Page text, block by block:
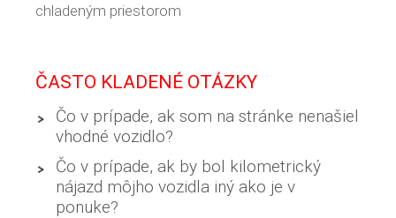
chladeným priestorom
ČASTO KLADENÉ OTÁZKY
Čo v prípade, ak som na stránke nenašiel
vhodné vozidlo?
Čo v prípade, ak by bol kilometrický
nájazd môjho vozidla iný ako je v
ponuke?